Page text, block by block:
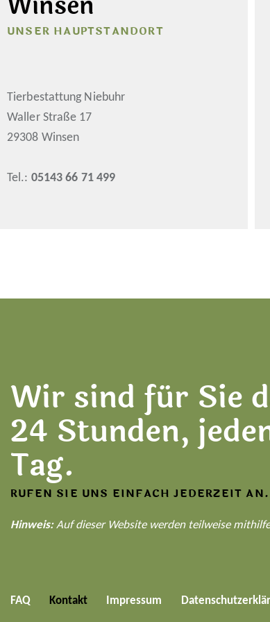
UNSER HAUPTSTANDORT
Tierbestattung Niebuhr
Waller Straße 17
29308 Winsen
Tel.: 05143 66 71 499
Wir sind für Sie
24 Stunden,
Tag.
RUFEN SIE UNS EINFACH JEDERZEIT AN.
Hinweis:Auf dieser Website werden teilweise
FAQ Kontakt Impressum